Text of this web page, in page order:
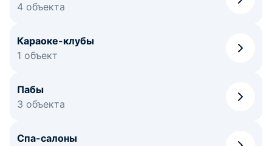
4 объекта
Караоке-клубы
1 объект
Пабы
3 объекта
Спа-салоны